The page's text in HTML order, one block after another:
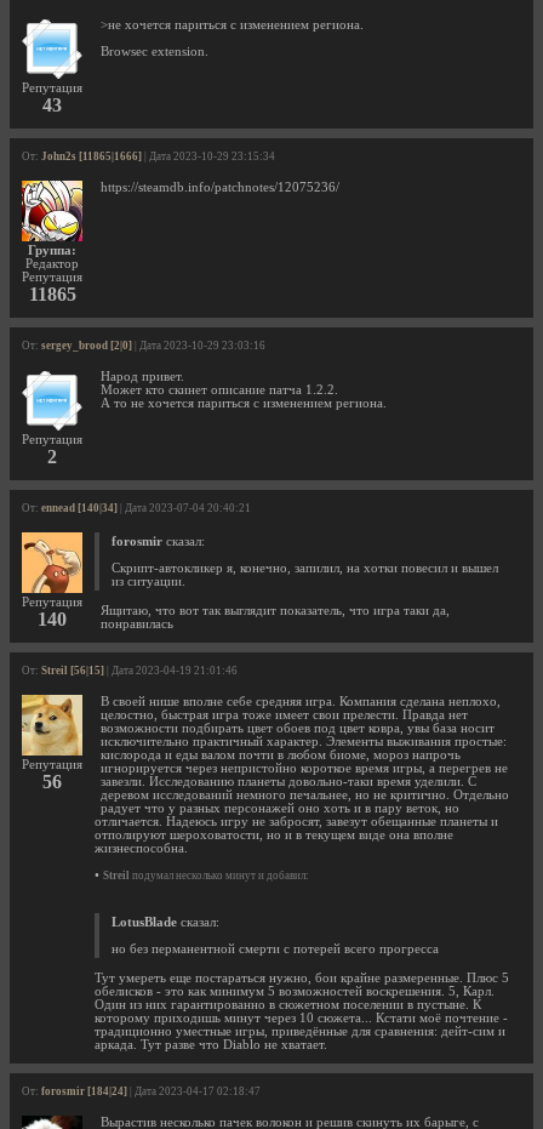
Репутация
43
>не хочется париться с изменением региона.
Browsec extension.
От: John2s [11865|1666] | Дата 2023-10-29 23:15:34
Группа:
Редактор
Репутация
11865
https://steamdb.info/patchnotes/12075236/
От: sergey_brood [2|0] | Дата 2023-10-29 23:03:16
Репутация
2
Народ привет.
Может кто скинет описание патча 1.2.2.
А то не хочется париться с изменением региона.
От: ennead [140|34] | Дата 2023-07-04 20:40:21
Репутация
140
forosmir сказал:
Скрипт-автокликер я, конечно, запилил, на хотки повесил и вышел
из ситуации.
Ящитаю, что вот так выглядит показатель, что игра таки да,
понравилась
От: Streil [56|15] | Дата 2023-04-19 21:01:46
Репутация
56
В своей нише вполне себе средняя игра. Компания сделана неплохо,
целостно, быстрая игра тоже имеет свои прелести. Правда нет
возможности подбирать цвет обоев под цвет ковра, увы база носит
исключительно практичный характер. Элементы выживания простые:
кислорода и еды валом почти в любом биоме, мороз напрочь
игнорируется через непристойно короткое время игры, а перегрев не
завезли. Исследованию планеты довольно-таки время уделили. С
деревом исследований немного печальнее, но не критично. Отдельно
радует что у разных персонажей оно хоть и в пару веток, но
отличается. Надеюсь игру не забросят, завезут обещанные планеты и
отполируют шероховатости, но и в текущем виде она вполне
жизнеспособна.
• Streil подумал несколько минут и добавил:
LotusBlade сказал:
но без перманентной смерти с потерей всего прогресса
Тут умереть еще постараться нужно, бои крайне размеренные. Плюс 5
обелисков - это как минимум 5 возможностей воскрешения. 5, Карл.
Один из них гарантированно в сюжетном поселении в пустыне. К
которому приходишь минут через 10 сюжета... Кстати моё почтение -
традиционно уместные игры, приведённые для сравнения: дейт-сим и
аркада. Тут разве что Diablo не хватает.
От: forosmir [184|24] | Дата 2023-04-17 02:18:47
Вырастив несколько пачек волокон и решив скинуть их барыге, с